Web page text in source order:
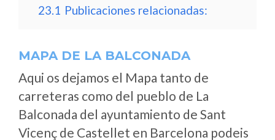
23.1 Publicaciones relacionadas:
MAPA DE LA BALCONADA
Aqui os dejamos el Mapa tanto de
carreteras como del pueblo de La
Balconada del ayuntamiento de Sant
Vicenç de Castellet en Barcelona podeis